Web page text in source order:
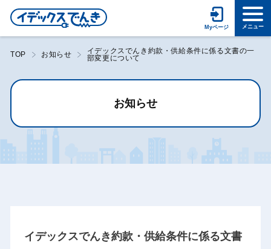
TOP お知らせ
イデックスでんき約款・供給条件に係る文書の一
部変更について
お知らせ
イデックスでんき約款・供給条件に係る文書